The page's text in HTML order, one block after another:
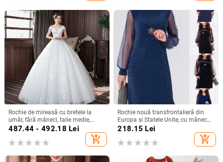
Rochie de mireasă cu bretele la
umăr, fără mâneci, talie medie,
fustă tutu, mătase Mulberry și
487.44 - 492.18 Lei
add_shopping_cart
Rochie nouă transfrontalieră din
Europa și Statele Unite, cu mânecă
lungă, plasă, cusături argintii, cu
guler rotund, industrie grea, fustă
elegantă de calitate la modă
218.15 Lei
add_shopping_cart